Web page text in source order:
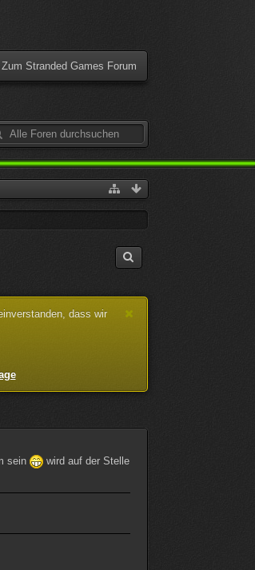
Zum Stranded Games Forum
dass wir
sein
wird auf der Stelle